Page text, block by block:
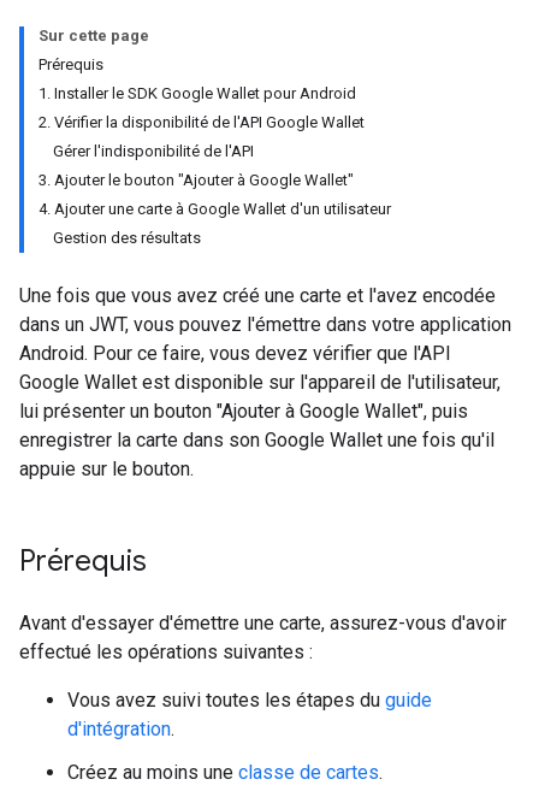
Sur cette page
Prérequis
1. Installer le SDK Google Wallet pour Android
2. Vérifier la disponibilité de l'API Google Wallet
Gérer l'indisponibilité de l'API
3. Ajouter le bouton "Ajouter à Google Wallet"
4. Ajouter une carte à Google Wallet d'un utilisateur
Gestion des résultats
Une fois que vous avez créé une carte et l'avez encodée
dans un JWT, vous pouvez l'émettre dans votre application
Android. Pour ce faire, vous devez vérifier que l'API
Google Wallet est disponible sur l'appareil de l'utilisateur,
lui présenter un bouton "Ajouter à Google Wallet", puis
enregistrer la carte dans son Google Wallet une fois qu'il
appuie sur le bouton.
Prérequis
Avant d'essayer d'émettre une carte, assurez-vous d'avoir
effectué les opérations suivantes :
Vous avez suivi toutes les étapes du guide
d'intégration.
Créez au moins une classe de cartes.